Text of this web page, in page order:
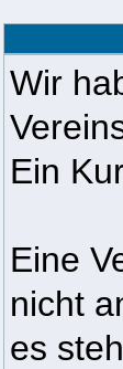
Wir
Ein
Eine
nicht
es